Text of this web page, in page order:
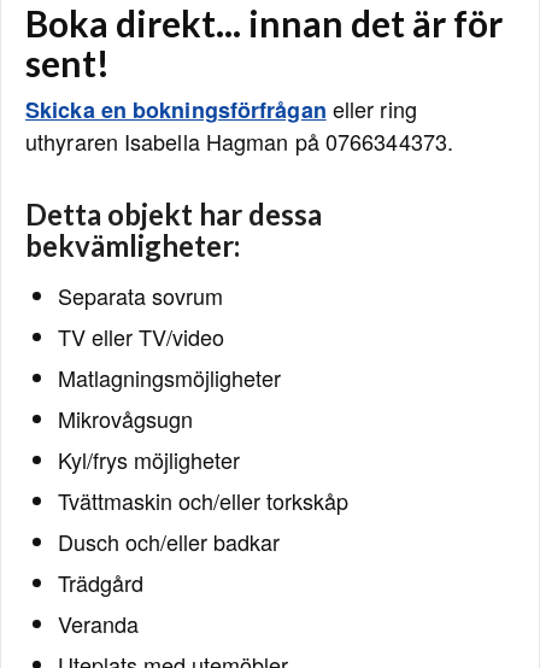
Boka direkt... innan det är för
sent!
Skicka en bokningsförfrågan eller ring
uthyraren Isabella Hagman på 0766344373.
Detta objekt har dessa
bekvämligheter:
Separata sovrum
TV eller TV/video
Matlagningsmöjligheter
Mikrovågsugn
Kyl/frys möjligheter
Tvättmaskin och/eller torkskåp
Dusch och/eller badkar
Trädgård
Veranda